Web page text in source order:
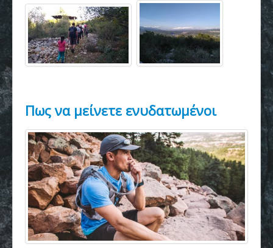
Πως να μείνετε ενυδατωμένοι